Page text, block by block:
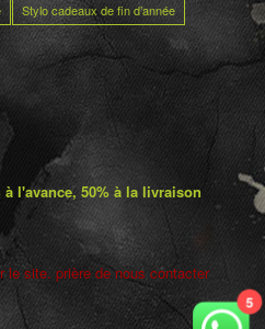
Stylo cadeaux de fin d’année
l'avance, 50% à la livraison
le site. prière de nous contacter
5